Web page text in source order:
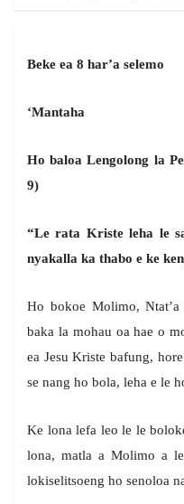
Beke ea 8 har’a selemo
‘Mantaha
Ho baloa Lengolong la
9)
“Le rata Kriste leha le
nyakalla ka thabo e ke
Ho bokoe Molimo,
baka la mohau oa hae o
ea Jesu Kriste bafung,
se nang ho bola, leha e le
Ke lona lefa leo le le
lona, matla a Molimo a
lokiselitsoeng ho senoloa